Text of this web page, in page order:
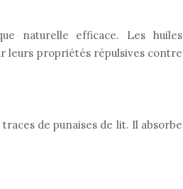
naturelle efficace. Les huiles
leurs propriétés répulsives contre
de punaises de lit. Il absorbe